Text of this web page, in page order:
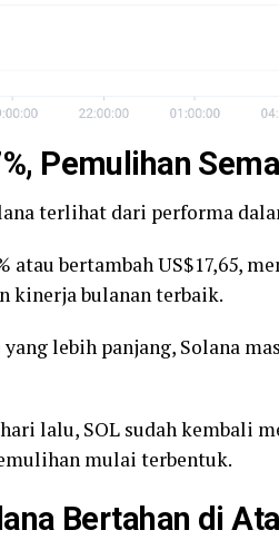
Pemulihan
terlihat dari performa
atau bertambah US$17,65,
kinerja bulanan terbaik.
lebih panjang, Solana
lalu, SOL sudah kembali
mulai terbentuk.
Bertahan di